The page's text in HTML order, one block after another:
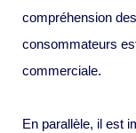
compréhension
consommateurs
commerciale.
En parallèle, il est